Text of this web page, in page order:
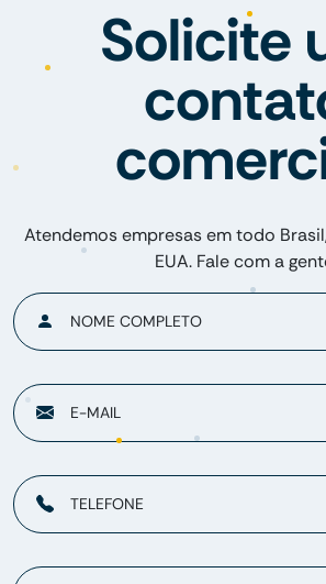
Solicite
Atendemos empresas em todo
EUA. Fale com a
NOME COMPLETO
E-MAIL
TELEFONE